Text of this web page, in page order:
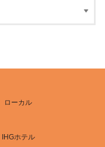
ローカル
IHGホテル